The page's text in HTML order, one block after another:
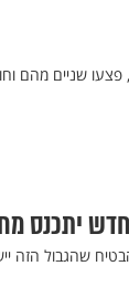
באש לעבר החיילים, פצעו שניים מהם
יתכנס
שהגבול הזה